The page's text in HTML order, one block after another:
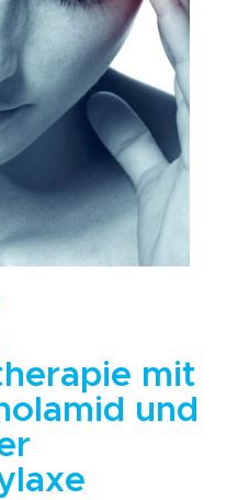
mit
und